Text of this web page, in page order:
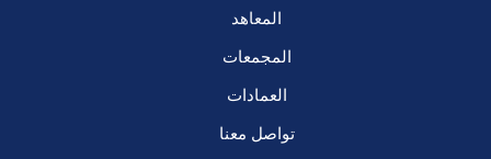
المعاهد
المجمعات
العمادات
تواصل معنا